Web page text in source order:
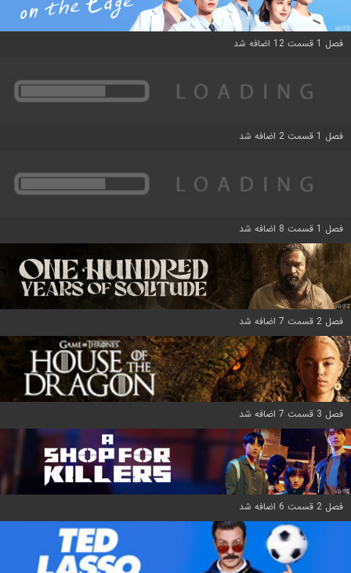
فصل 1 قسمت 12 اضافه شد
فصل 1 قسمت 2 اضافه شد
فصل 1 قسمت 8 اضافه شد
فصل 2 قسمت 7 اضافه شد
فصل 3 قسمت 7 اضافه شد
فصل 2 قسمت 6 اضافه شد